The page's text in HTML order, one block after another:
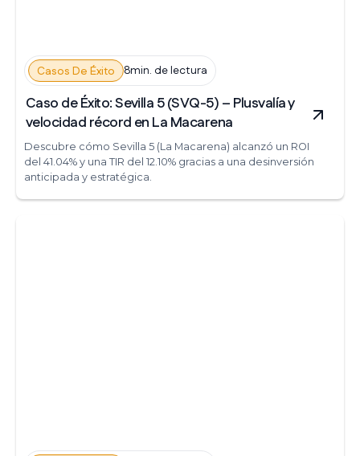
Casos De Éxito 8min. de lectura
Caso de Éxito: Sevilla 5 (SVQ-5) – Plusvalía y
velocidad récord en La Macarena
Descubre cómo Sevilla 5 (La Macarena) alcanzó un ROI
del 41.04% y una TIR del 12.10% gracias a una desinversión
anticipada y estratégica.